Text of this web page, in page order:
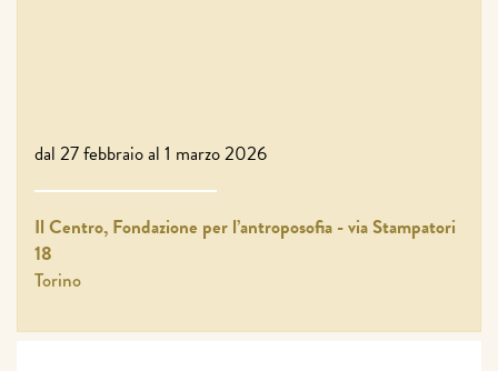
dal 27 febbraio al 1 marzo 2026
Il Centro, Fondazione per l’antroposofia - via Stampatori
18
Torino